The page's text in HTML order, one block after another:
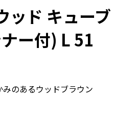
ッド キューブ
ー付) L 51
みのあるウッドブラウン